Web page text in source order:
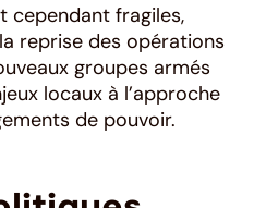
cependant fragiles,
reprise des opérations
groupes armés
locaux à l’approche
de pouvoir.